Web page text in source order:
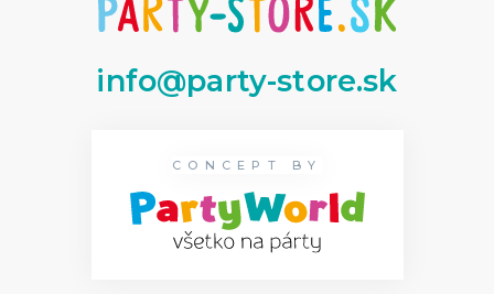
info@party-store.sk
CONCEPT BY